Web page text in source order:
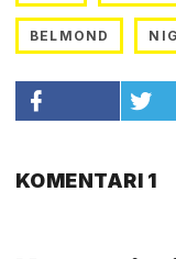
BELMOND
KOMENTARI 1